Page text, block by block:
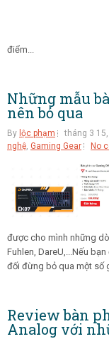
điểm...
Những mẫu
nên bỏ qua
By lộc phạm tháng 3 15,
nghệ Gaming Gear No
được cho mình những
Fuhlen, DareU,...Nếu
đối đừng bỏ qua một số
Review bàn
Analog với